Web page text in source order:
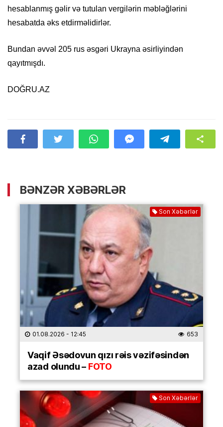
hesablanmış gəlir və tutulan vergilərin məbləğlərini
hesabatda əks etdirməlidirlər.
Bundan əvvəl 205 rus əsgəri Ukrayna əsirliyindən
qayıtmışdı.
DOĞRU.AZ
BƏNZƏR XƏBƏRLƏR
Son Xəbərlər
01.08.2026 - 12:45 653
Vaqif Əsədovun qızı rəis vəzifəsindən
azad olundu –FOTO
Son Xəbərlər